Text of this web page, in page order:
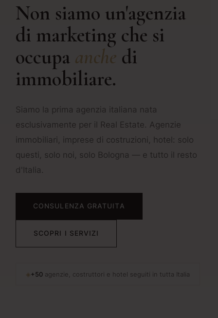
Non siamo un'agenzia
di marketing che si
occupa anche di
immobiliare.
Siamo la prima agenzia italiana nata
esclusivamente per il Real Estate. Agenzie
immobiliari, imprese di costruzioni, hotel: solo
questi, solo noi, solo Bologna — e tutto il resto
d'Italia.
CONSULENZA GRATUITA
SCOPRI I SERVIZI
◈ +50 agenzie, costruttori e hotel seguiti in tutta Italia